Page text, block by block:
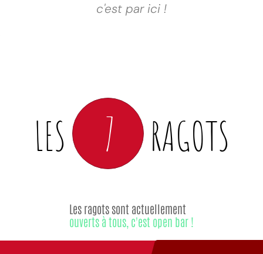
c'est par ici !
LES 7 RAGOTS
Les ragots sont actuellement
ouverts à tous, c'est open bar !